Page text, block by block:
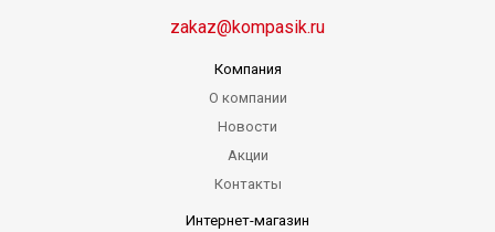
zakaz@kompasik.ru
Компания
О компании
Новости
Акции
Контакты
Интернет-магазин